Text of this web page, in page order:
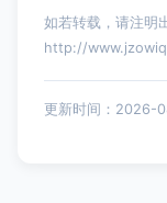
如若转载，请注明
http://
更新时间：2026-